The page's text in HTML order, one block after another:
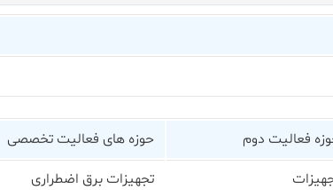
فعالیت دوم حوزه های فعالیت تخصصی
تجهیزات برق اضطراری